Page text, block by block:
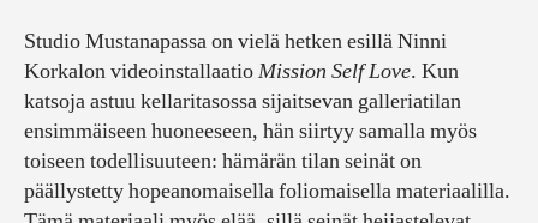
Studio Mustanapassa on vielä hetken esillä Ninni
Korkalon videoinstallaatioMission Self Love. Kun
katsoja astuu kellaritasossa sijaitsevan galleriatilan
ensimmäiseen huoneeseen, hän siirtyy samalla myös
toiseen todellisuuteen: hämärän tilan seinät on
päällystetty hopeanomaisella foliomaisella materiaalilla.